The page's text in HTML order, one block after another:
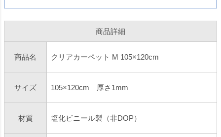
商品詳細
商品名 クリアカーペット M 105×120cm
サイズ 105×120cm 厚さ1mm
材質 塩化ビニール製（非DOP）